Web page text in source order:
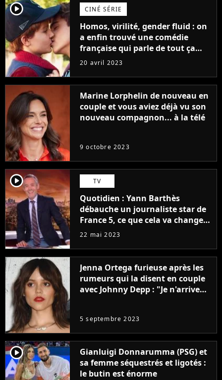
player2 CINÉ SÉRIE
Homos, virilité, gender fluid : on
a enfin trouvé une comédie
française qui parle de tout ça
sans être super ringarde
20 avril 2023
Marine Lorphelin de nouveau en
couple et vous aviez déjà vu son
nouveau compagnon... à la télé
9 octobre 2023
player2 TV
Quotidien : Yann Barthès
débauche un journaliste star de
France 5, ce que cela va changer
à la rentrée
22 mai 2023
Jenna Ortega furieuse après les
rumeurs qui la disent en couple
avec Johnny Depp : "Je n'arrive
5 septembre 2023
player2
Gianluigi Donnarumma (PSG) et
sa femme séquestrés et ligotés :
le butin est énorme